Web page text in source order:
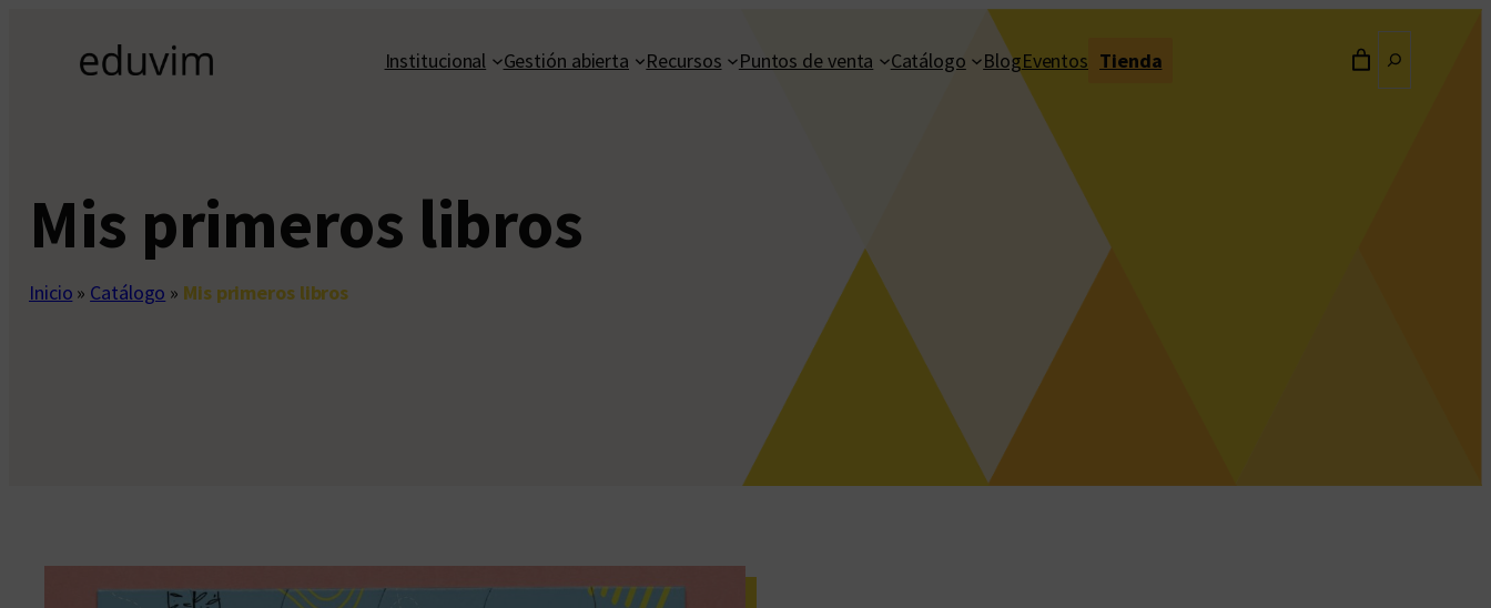
contenido
Institucional Gestión abierta Recursos Puntos de venta Catálogo BlogEventos Tienda
Mis primeros libros
Inicio » Catálogo » Mis primeros libros